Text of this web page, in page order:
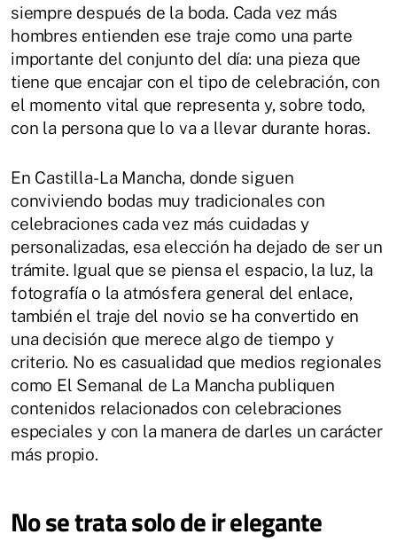
siempre después de la boda. Cada vez más
hombres entienden ese traje como una parte
importante del conjunto del día: una pieza que
tiene que encajar con el tipo de celebración, con
el momento vital que representa y, sobre todo,
con la persona que lo va a llevar durante horas.
En Castilla-La Mancha, donde siguen
conviviendo bodas muy tradicionales con
celebraciones cada vez más cuidadas y
personalizadas, esa elección ha dejado de ser un
trámite. Igual que se piensa el espacio, la luz, la
fotografía o la atmósfera general del enlace,
también el traje del novio se ha convertido en
una decisión que merece algo de tiempo y
criterio. No es casualidad que medios regionales
como El Semanal de La Mancha publiquen
contenidos relacionados con celebraciones
especiales y con la manera de darles un carácter
más propio.
No se trata solo de ir elegante